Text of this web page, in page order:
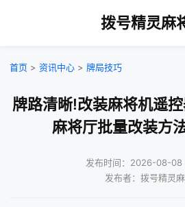
拨号精灵麻
首页 > 资讯中心 > 牌局技巧
牌路清晰!改装麻将机遥
麻将厅批量改装方
发布时间：2026-08-08
发布者：拨号精灵